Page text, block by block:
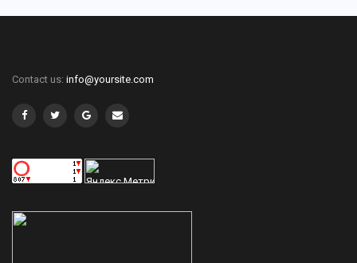
Contact us: info@yoursite.com